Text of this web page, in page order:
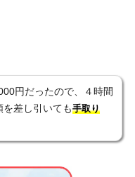
円だったので、４時間
差し引いても手取り